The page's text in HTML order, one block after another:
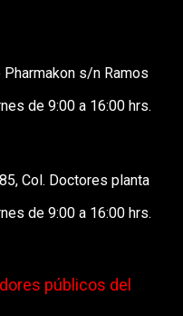
s/n Ramos
de 9:00 a 16:00 hrs.
Col. Doctores planta
de 9:00 a 16:00 hrs.
públicos del